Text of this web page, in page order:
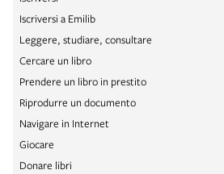
Iscriversi a Emilib
Leggere, studiare, consultare
Cercare un libro
Prendere un libro in prestito
Riprodurre un documento
Navigare in Internet
Giocare
Donare libri